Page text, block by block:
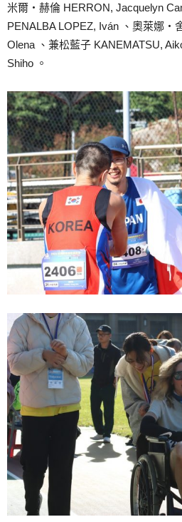
米爾‧赫倫 HERRON, Jacquelyn
PENALBA LOPEZ, Iván 、奧萊娜‧
Olena 、兼松藍子 KANEMATSU,
Shiho 。